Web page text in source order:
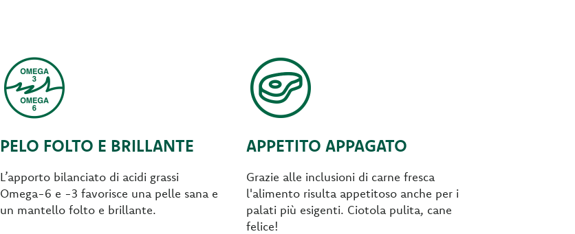
PELO FOLTO E BRILLANTE
L’apporto bilanciato di acidi grassi
Omega-6 e -3 favorisce una pelle sana e
un mantello folto e brillante.
APPETITO APPAGATO
Grazie alle inclusioni di carne fresca
l'alimento risulta appetitoso anche per i
palati più esigenti. Ciotola pulita, cane
felice!